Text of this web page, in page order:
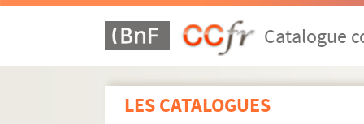
Catalogue
LES CATALOGUES
Seine-et-Marne
Yvelines
Essonne